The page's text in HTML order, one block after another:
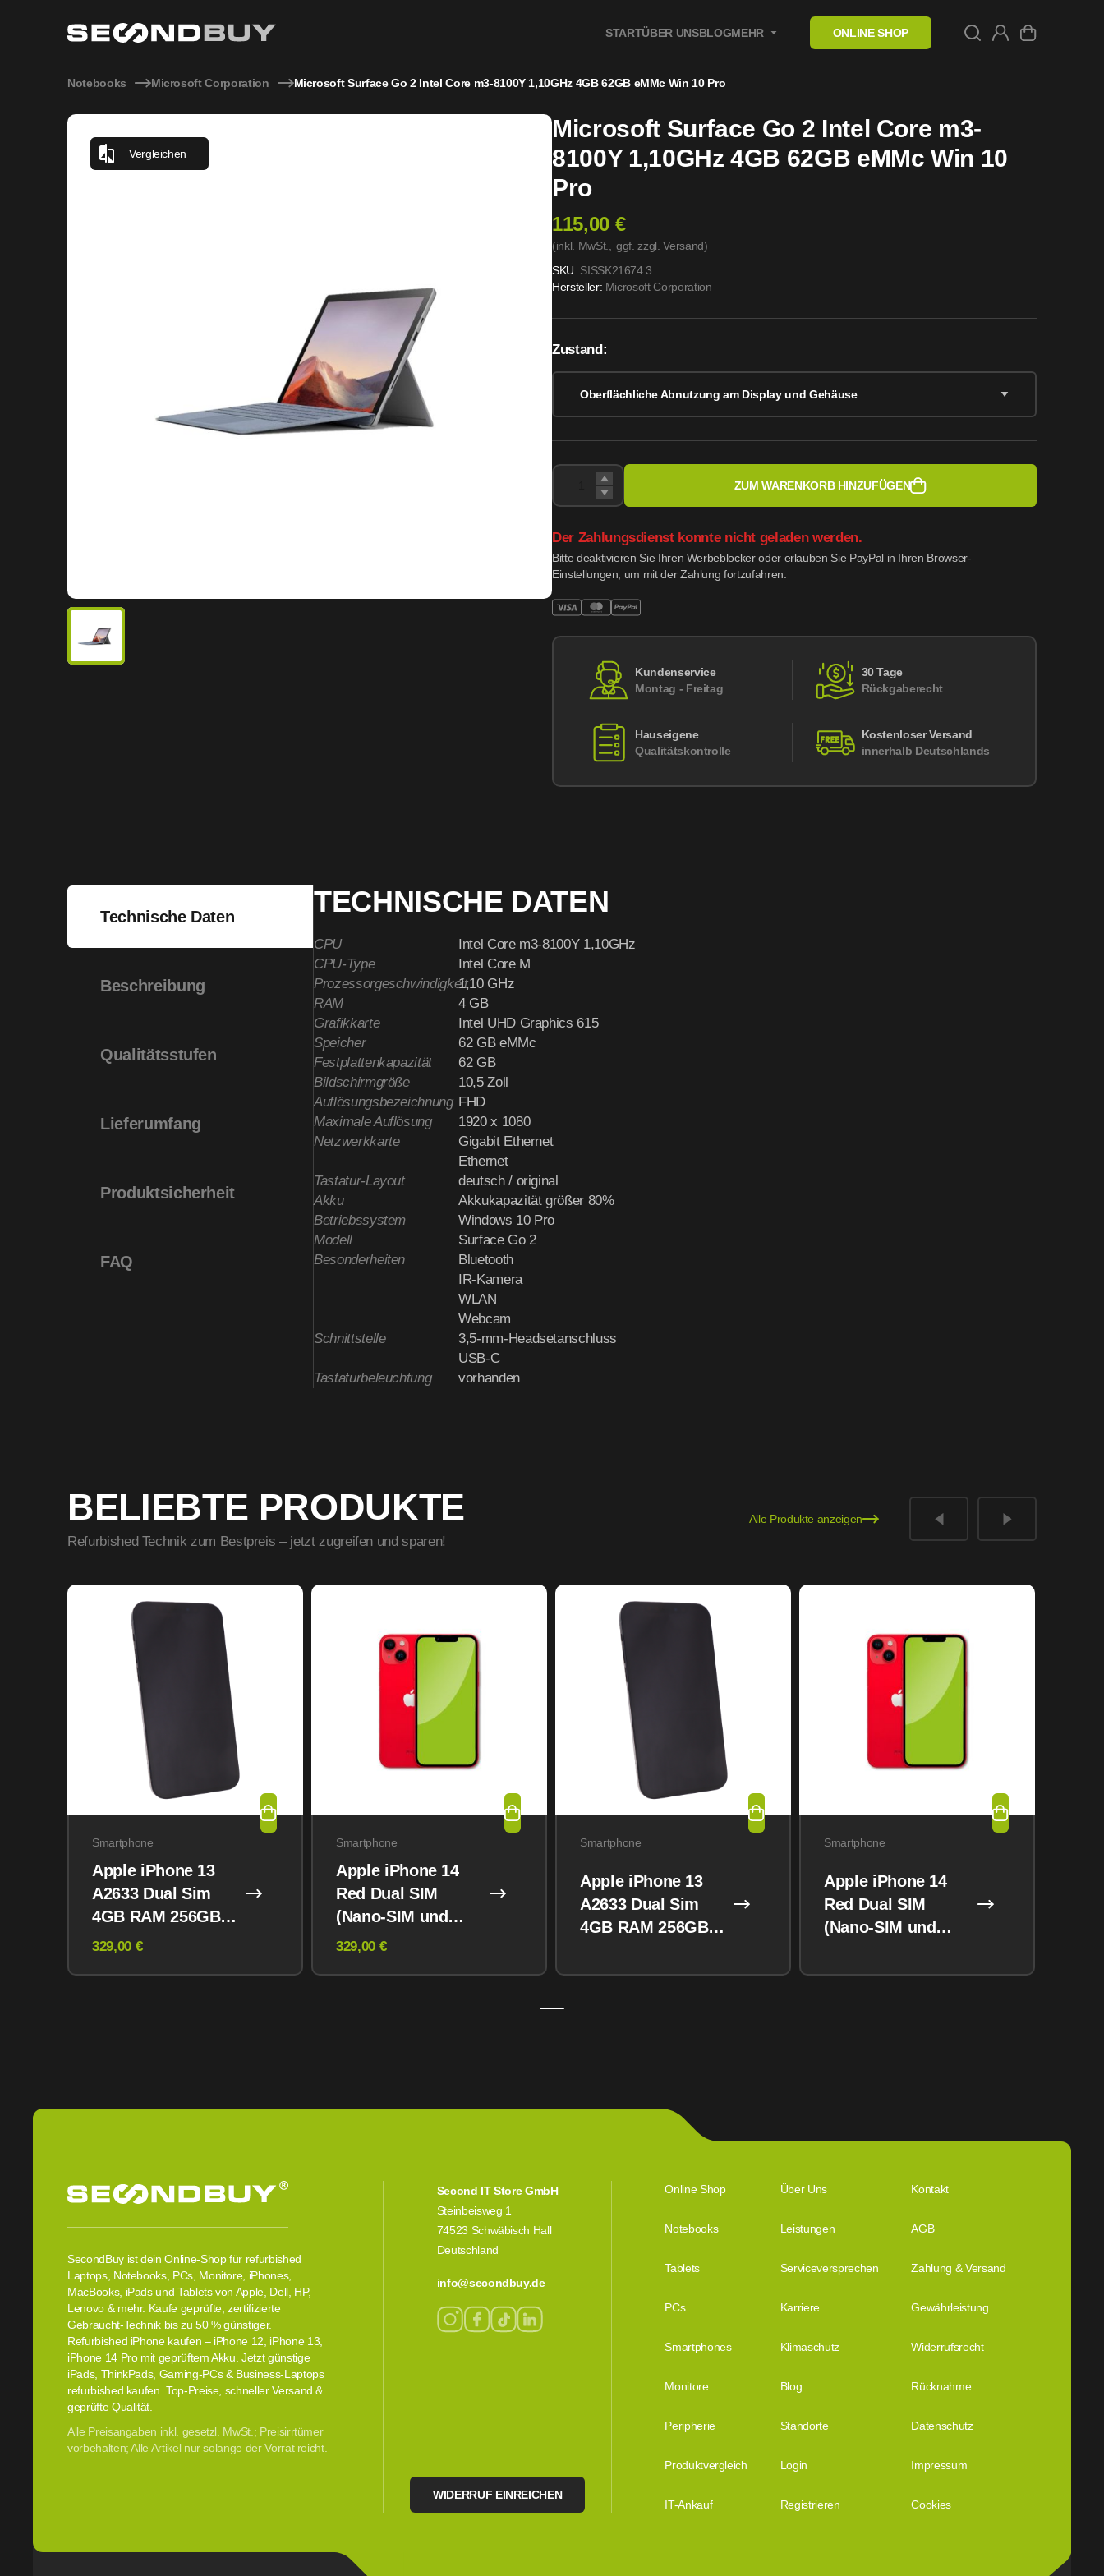
STARTÜBER UNSBLOGMEHR ONLINE SHOP
Notebooks Microsoft Corporation Microsoft Surface Go 2 Intel Core m3-8100Y 1,10GHz 4GB 62GB eMMc Win 10 Pro
Vergleichen
Microsoft Surface Go 2 Intel Core m3-
8100Y 1,10GHz 4GB 62GB eMMc Win 10
Pro
115,00 €
(inkl. MwSt., ggf. zzgl. Versand)
SKU: SISSK21674.3
Hersteller: Microsoft Corporation
Zustand:
Oberflächliche Abnutzung am Display und Gehäuse
ZUM WARENKORB HINZUFÜGEN
Der Zahlungsdienst konnte nicht geladen werden.
Bitte deaktivieren Sie Ihren Werbeblocker oder erlauben Sie PayPal in Ihren Browser-
Einstellungen, um mit der Zahlung fortzufahren.
Kundenservice
Montag - Freitag
30 Tage
Rückgaberecht
Hauseigene
Qualitätskontrolle
Kostenloser Versand
innerhalb Deutschlands
Technische Daten
Beschreibung
Qualitätsstufen
Lieferumfang
Produktsicherheit
FAQ
TECHNISCHE DATEN
CPU
Intel Core m3-8100Y 1,10GHz
CPU-Type
Intel Core M
Prozessorgeschwindigkeit1,10 GHz
RAM
4 GB
Grafikkarte
Intel UHD Graphics 615
Speicher
62 GB eMMc
Festplattenkapazität
62 GB
Bildschirmgröße
10,5 Zoll
Auflösungsbezeichnung FHD
Maximale Auflösung
1920 x 1080
Netzwerkkarte
Gigabit Ethernet
Ethernet
Tastatur-Layout
deutsch / original
Akku
Akkukapazität größer 80%
Betriebssystem
Windows 10 Pro
Modell
Surface Go 2
Besonderheiten
Bluetooth
IR-Kamera
WLAN
Webcam
Schnittstelle
3,5-mm-Headsetanschluss
USB-C
Tastaturbeleuchtung
vorhanden
BELIEBTE PRODUKTE
Refurbished Technik zum Bestpreis – jetzt zugreifen und sparen!
Alle Produkte anzeigen
Smartphone
Apple iPhone 13
A2633 Dual Sim
4GB RAM 256GB
Midnight
329,00 €
Smartphone
Apple iPhone 14
Red Dual SIM
(Nano-SIM und
eSIM) 128GB
329,00 €
Smartphone
Apple iPhone 13
A2633 Dual Sim
4GB RAM 256GB
Smartphone
Apple iPhone 14
Red Dual SIM
(Nano-SIM und
SecondBuy ist dein Online-Shop für refurbished
Laptops, Notebooks, PCs, Monitore, iPhones,
MacBooks, iPads und Tablets von Apple, Dell, HP,
Lenovo & mehr. Kaufe geprüfte, zertifizierte
Gebraucht-Technik bis zu 50 % günstiger.
Refurbished iPhone kaufen – iPhone 12, iPhone 13,
iPhone 14 Pro mit geprüftem Akku. Jetzt günstige
iPads, ThinkPads, Gaming-PCs & Business-Laptops
refurbished kaufen. Top-Preise, schneller Versand &
geprüfte Qualität.
Alle Preisangaben inkl. gesetzl. MwSt.; Preisirrtümer
vorbehalten; Alle Artikel nur solange der Vorrat reicht.
Second IT Store GmbH
Steinbeisweg 1
74523 Schwäbisch Hall
Deutschland
info@secondbuy.de
WIDERRUF EINREICHEN
Online Shop Über Uns Kontakt
Notebooks Leistungen AGB
Tablets Serviceversprechen Zahlung & Versand
PCs Karriere Gewährleistung
Smartphones Klimaschutz Widerrufsrecht
Monitore Blog Rücknahme
Peripherie Standorte Datenschutz
Produktvergleich Login Impressum
IT-Ankauf Registrieren Cookies